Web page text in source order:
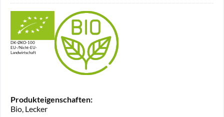
DK-ØKO-100
EU-/Nicht-EU-
Landwirtschaft
Produkteigenschaften:
Bio, Lecker